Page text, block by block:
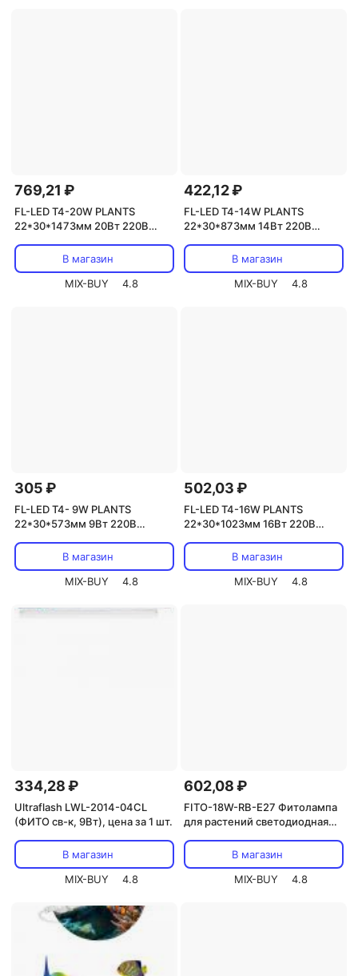
769,21 ₽
FL-LED T4-20W PLANTS
22*30*1473мм 20Вт 220В
растений без кабеля, цена за 1
шт.
В магазин
MIX-BUY
4.8
422,12 ₽
FL-LED T4-14W PLANTS
22*30*873мм 14Вт 220В
растений без кабеля, цена за 1
шт.
В магазин
MIX-BUY
4.8
305 ₽
FL-LED T4- 9W PLANTS
22*30*573мм 9Вт 220В
растений без кабеля, цена за 1
шт.
В магазин
MIX-BUY
4.8
502,03 ₽
FL-LED T4-16W PLANTS
22*30*1023мм 16Вт 220В
растений без кабеля, цена за 1
шт.
В магазин
MIX-BUY
4.8
334,28 ₽
Ultraflash LWL-2014-04CL
(ФИТО св-к, 9Вт), цена за 1 шт.
В магазин
MIX-BUY
4.8
602,08 ₽
FITO-18W-RB-E27 Фитолампа
для растений светодиодная
синего спектра 18 ВТ Е27, цена
за 1 шт
В магазин
MIX-BUY
4.8